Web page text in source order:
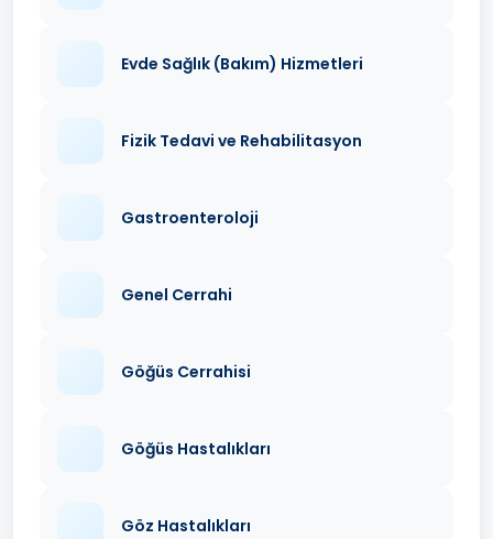
Evde Sağlık (Bakım) Hizmetleri
Fizik Tedavi ve Rehabilitasyon
Gastroenteroloji
Genel Cerrahi
Göğüs Cerrahisi
Göğüs Hastalıkları
Göz Hastalıkları